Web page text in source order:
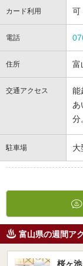
カード利用 可
電話
住所 富
交通アクセス
能
あ
分
駐車場 大
富山県の週間ア
桜ヶ